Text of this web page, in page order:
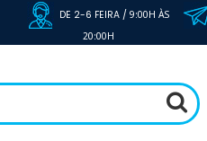
DE 2-6 FEIRA /9:00H ÀS
20:00H